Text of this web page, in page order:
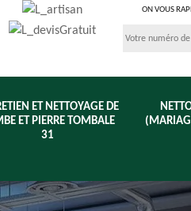
ON VOUS
ET NETTOYAGE DE
ET PIERRE TOMBALE
31